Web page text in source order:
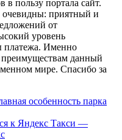
в пользу портала сайт.
очевидны: приятный и
от
уровень
платежа. Именно
данный
мире. Спасибо за
особенность парка
к Яндекс Такси —